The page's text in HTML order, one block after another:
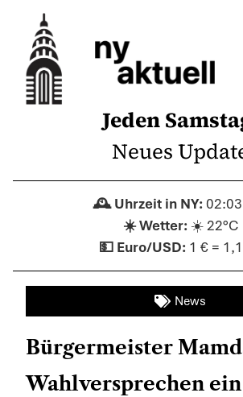
Jeden
Neues
☀️ 22°C
1 € =
News
Bürgermeister
Wahlversprechen